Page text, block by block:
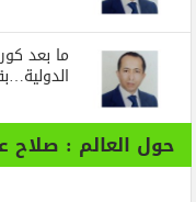
ما بعد
حول العالم : صلاح